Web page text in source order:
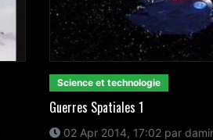
Science et technologie
Guerres Spatiales 1
02 Apr 2014, 17:02 par